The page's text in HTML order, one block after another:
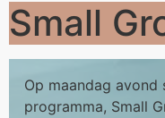
Small
Op maandag
programma, Small